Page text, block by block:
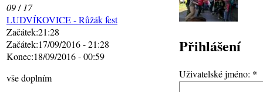
09/ 17
LUDVÍKOVICE - Růžák fest
Začátek:21:28
Začátek:17/09/2016 - 21:28
Konec:18/09/2016 - 00:59
vše doplním
Přihlášení
Uživatelské jméno: *